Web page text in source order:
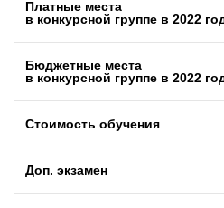
Платные места
в конкурсной группе в 2022
Бюджетные места
в конкурсной группе в 2022
Стоимость обучения
Доп. экзамен